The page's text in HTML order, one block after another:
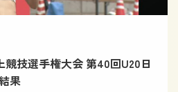
競技選手権大会 第40回U20日
果